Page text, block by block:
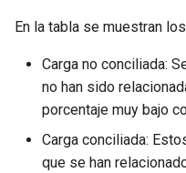
Comportamiento
Reporte de la unidad
Mapa
Perfil
tiempo
Listado de Eventos
Ingreso a la aplicación
Mapa de eventos de una
En la tabla se muestran
Carga no conciliada:
no han sido
porcentaje muy bajo
Carga conciliada:
que se han